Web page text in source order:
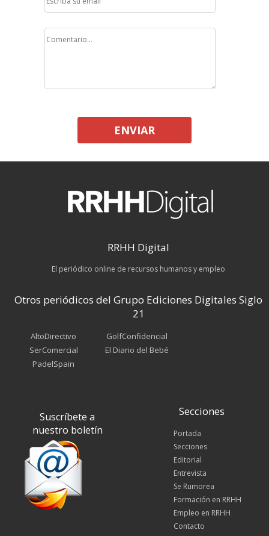
ENVIAR
RRHH Digital
El periódico online de recursos humanos y empleo
Otros periódicos del Grupo Ediciones Digitales Siglo
21
AltoDirectivo
SerComercial
PadelSpain
GolfConfidencial
El Diario del Bebé
Suscríbete a
nuestro boletín
Secciones
Portada
Secciones
Editorial
Entrevista
Se Rumorea
Formación en RRHH
Empleo en RRHH
Contacto